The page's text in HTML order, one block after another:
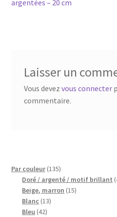
Blog
Livraison
argentées – 20 cm
Laisser un
Vous devez vous connecter
commentaire.
Par couleur 135135
produits
Doré / argenté / motif brillant
Beige, marron 1515
Blanc 1313
Bleu 4242